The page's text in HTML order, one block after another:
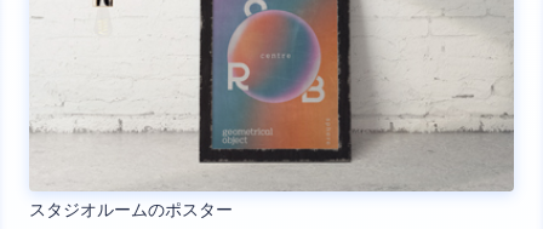
スタジオルームのポスター